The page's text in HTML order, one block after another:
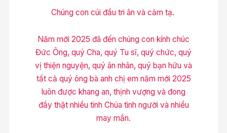
Chúng con cúi đầu tri ân và cảm tạ.
Năm mới 2025 đã đến chúng con kính chúc
Đức Ông, quý Cha, quý Tu sĩ, quý chức, quý
vị thiện nguyện, quý ân nhân, quý bạn hữu và
tất cả quý ông bà anh chị em năm mới 2025
luôn được khang an, thịnh vượng và đong
đầy thật nhiều tình Chúa tình người và nhiều
may mắn.